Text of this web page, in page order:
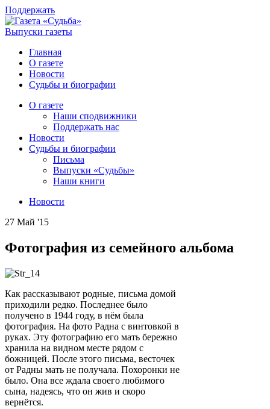
Поддержать
Выпуски газеты
Главная
О газете
Новости
Судьбы и биографии
О газете
Наши сподвижники
Поддержать нас
Новости
Судьбы и биографии
Письма
Выпуски «Судьбы»
Наши книги
Новости
27 Май '15
Фотография из семейного альбома
Как рассказывают родные, письма домой
приходили редко. Последнее было
получено в 1944 году, в нём была
фотография. На фото Радна с винтовкой в
руках. Эту фотографию его мать бережно
хранила на видном месте рядом с
божницей. После этого письма, весточек
от Радны мать не получала. Похоронки не
было. Она все ждала своего любимого
сына, надеясь, что он жив и скоро
вернётся.